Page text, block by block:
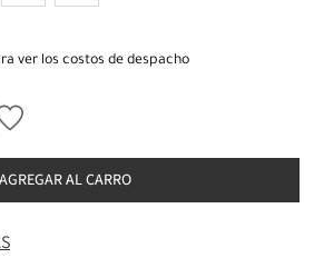
ver los costos de despacho
AGREGAR AL CARRO